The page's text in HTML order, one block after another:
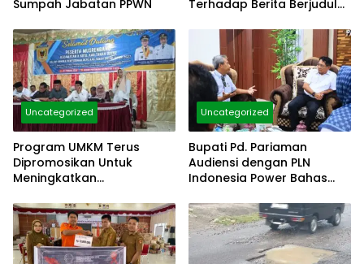
Sumpah Jabatan PPWN
Terhadap Berita Berjudul
Dugaan Langgar Hukum
Dinding Gedung Diatas
Pagar”
Uncategorized
Program UMKM Terus
Dipromosikan Untuk
Meningkatkan
Uncategorized
Bupati Pd. Pariaman
Audiensi dengan PLN
Indonesia Power Bahas